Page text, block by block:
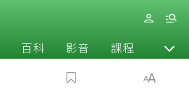
百科 影音 課程 退休